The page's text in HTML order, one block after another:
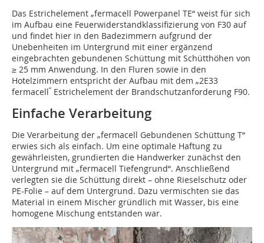
Das Estrichelement „fermacell Powerpanel TE“ weist für sich
im Aufbau eine Feuerwiderstandklassifizierung von F30 auf
und findet hier in den Badezimmern aufgrund der
Unebenheiten im Untergrund mit einer ergänzend
eingebrachten gebundenen Schüttung mit Schütthöhen von
≥ 25 mm Anwendung. In den Fluren sowie in den
Hotelzimmern entspricht der Aufbau mit dem „2E33
fermacell“ Estrichelement der Brandschutzanforderung F90.
Einfache Verarbeitung
Die Verarbeitung der „fermacell Gebundenen Schüttung T“
erwies sich als einfach. Um eine optimale Haftung zu
gewährleisten, grundierten die Handwerker zunächst den
Untergrund mit „fermacell Tiefengrund“. Anschließend
verlegten sie die Schüttung direkt – ohne Rieselschutz oder
PE-Folie – auf dem Untergrund. Dazu vermischten sie das
Material in einem Mischer gründlich mit Wasser, bis eine
homogene Mischung entstanden war.